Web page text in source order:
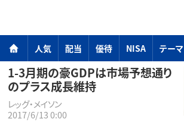
人気 配当 優待 NISA テーマ
1-3月期の豪GDPは市場予想通り
のプラス成長維持
レッグ・メイソン
2017/6/13 0:00